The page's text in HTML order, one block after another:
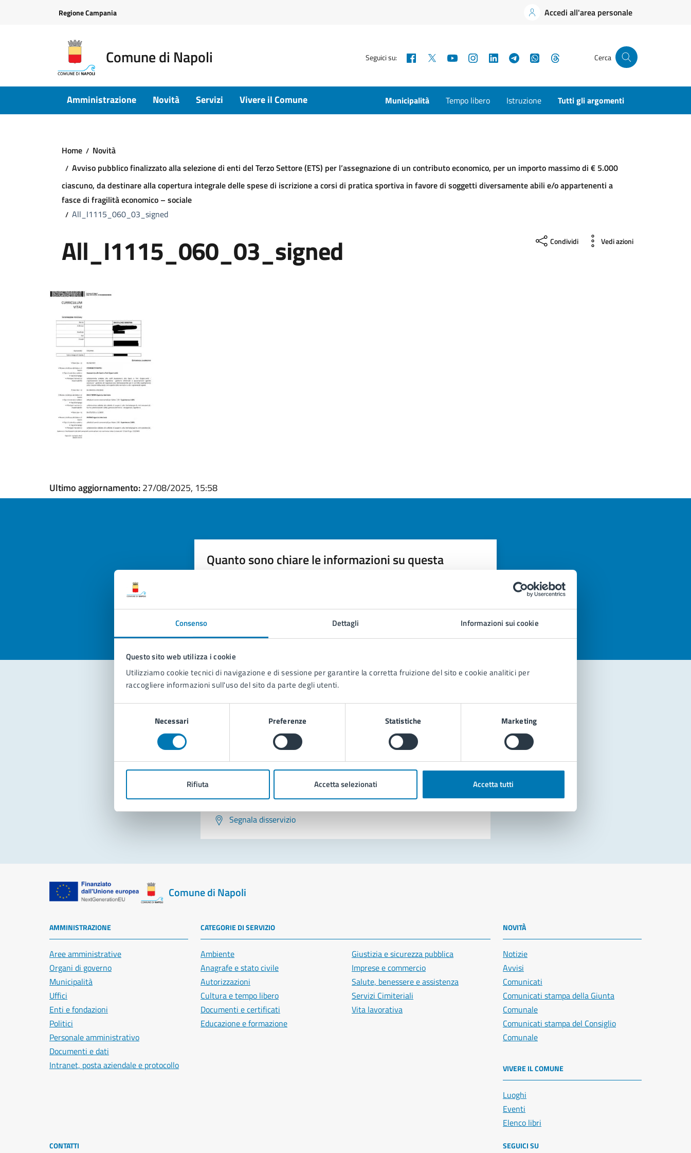
Consenso Dettagli Informazioni sui cookie
Questo sito web utilizza i cookie
Utilizziamo cookie tecnici di navigazione e di sessione per garantire la corretta fruizione del sito e cookie analitici per
raccogliere informazioni sull'uso del sito da parte degli utenti.
Necessari Preferenze Statistiche Marketing
Rifiuta Accetta selezionati Accetta tutti
Regione Campania Accedi all'area personale
Comune di Napoli Seguici su: Facebook YouTubeInstagramLinkedInTelegramWhatsApp Cerca
Amministrazione Novità Servizi Vivere il Comune Municipalità Tempo libero Istruzione Tutti gli argomenti
Home
Novità
Avviso pubblico finalizzato alla selezione di enti del Terzo Settore (ETS) per l’assegnazione di un contributo economico, per un importo massimo di € 5.000
ciascuno, da destinare alla copertura integrale delle spese di iscrizione a corsi di pratica sportiva in favore di soggetti diversamente abili e/o appartenenti a
fasce di fragilità economico – sociale
All_I1115_060_03_signed
All_I1115_060_03_signed Condividi Vedi azioni
Ultimo aggiornamento:27/08/2025, 15:58
Quanto sono chiare le informazioni su questa
Valuta 5 stelle su 5
Valuta 4 stelle su 5
Valuta 3 stelle su 5
Valuta 2 stelle su 5
Valuta 1 stelle su 5
Contatta il comune
Leggi le domande frequenti
Richiedi assistenza
Prenota appuntamento
Problemi in città
Segnala disservizio
Comune di Napoli
AMMINISTRAZIONE
Aree amministrative
Organi di governo
Municipalità
Uffici
Enti e fondazioni
Politici
Personale amministrativo
Documenti e dati
Intranet, posta aziendale e protocollo
CATEGORIE DI SERVIZIO
Ambiente
Anagrafe e stato civile
Autorizzazioni
Cultura e tempo libero
Documenti e certificati
Educazione e formazione
Giustizia e sicurezza pubblica
Imprese e commercio
Salute, benessere e assistenza
Servizi Cimiteriali
Vita lavorativa
NOVITÀ
Notizie
Avvisi
Comunicati
Comunicati stampa della Giunta
Comunale
Comunicati stampa del Consiglio
Comunale
VIVERE IL COMUNE
Luoghi
Eventi
Elenco libri
CONTATTI SEGUICI SU